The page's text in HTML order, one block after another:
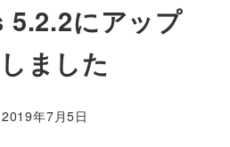
にアップ
ました
日
2019年7月5日